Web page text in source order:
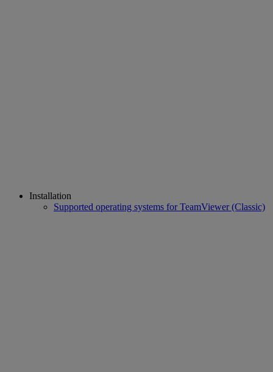
Installation
Supported operating systems for TeamViewer (Classic)